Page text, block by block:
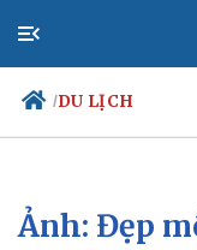
/DU LỊCH
Chính trị
Ảnh: Đẹp